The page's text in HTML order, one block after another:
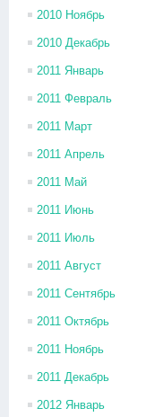
2010 Ноябрь
2010 Декабрь
2011 Январь
2011 Февраль
2011 Март
2011 Апрель
2011 Май
2011 Июнь
2011 Июль
2011 Август
2011 Сентябрь
2011 Октябрь
2011 Ноябрь
2011 Декабрь
2012 Январь